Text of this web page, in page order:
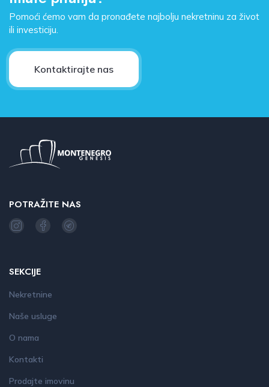
Pomoći ćemo vam da pronađete najbolju nekretninu za život
ili investiciju.
Kontaktirajte nas
POTRAŽITE NAS
SEKCIJE
Nekretnine
Naše usluge
O nama
Kontakti
Prodajte imovinu